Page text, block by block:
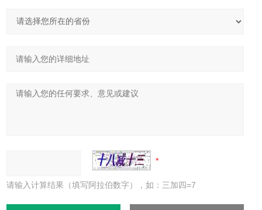
请输入计算结果（填写阿拉伯数字），如：三加四=7